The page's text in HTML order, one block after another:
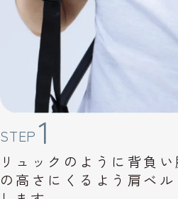
STEP1
リュックのように背負い
の高さに くるよう肩ベ